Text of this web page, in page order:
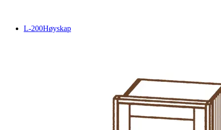
L-200Høyskap